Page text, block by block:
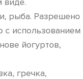
рыба. Разрешено
с использованием
йогуртов,
гречка,